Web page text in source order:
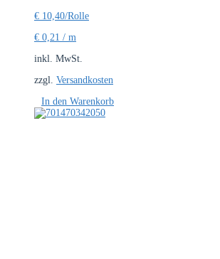
€ 10,40/Rolle
€ 0,21 / m
inkl. MwSt.
zzgl. Versandkosten
In den Warenkorb